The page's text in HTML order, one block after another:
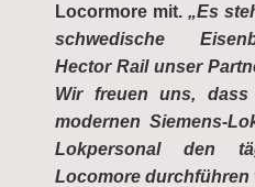
Locormore mit.„Es
schwedische
Hector Rail unser
Wir freuen uns,
modernen Siemens-
Lokpersonal den
Locomore durchführen